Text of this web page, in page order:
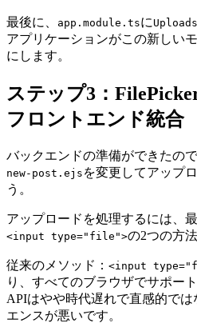
最後に、 app.module.tsに
アプリケーションがこの新しい
にします。
ステップ3：
フロントエンド統合
バックエンドの準備ができたの
new-post.ejs を変更してアップ
う。
アップロードを処理するには、
<input type="file">の2つの方
従来のメソッド： <input
り、すべてのブラウザでサポー
APIはやや時代遅れで直感的で
エンスが悪いです。